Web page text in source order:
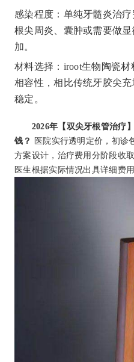
感染程度：单纯牙髓炎治
根尖周炎、囊肿或需要做
加。
材料选择：iroot生物陶瓷
相容性，相比传统牙胶尖
稳定。
2026年【双尖牙根管治疗
钱？
医院实行透明定价，初诊
方案设计，治疗费用分阶段收
医生根据实际情况出具详细费用